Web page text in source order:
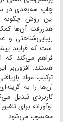
این روش چگونه
زیبایی‌شناختی و
است که فرایند
فراهم می‌کند که
هستند. افزون‌بر
ترکیب مواد
آن‌ها را به
کاربردی تبدیل
نوآورانه برای
محسوب می‌شود.